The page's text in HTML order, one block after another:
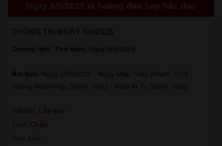
Ngày 8/6/2025 là hoàng đạo hay hắc đạo
Dương lịch: Thứ năm , Ngày 8/6/2025
Âm lịch: Ngày 13/5/2025 - Ngày Mậu Thân [ Hành: Thổ ] -
Tháng Nhâm Ngọ [ Hành: Mộc ] - Năm Ất Tỵ [ Hành: Hỏa
Tiết khí: Lập thu
Trực: Chấp
Sao: Lâu